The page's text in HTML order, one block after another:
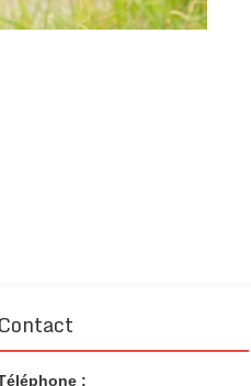
Contact
: